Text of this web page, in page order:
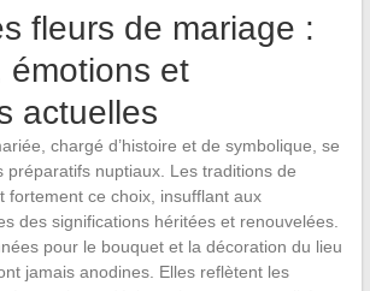
fleurs de mariage :
émotions et
actuelles
chargé d’histoire et de symbolique, se
nuptiaux. Les traditions de
fortement ce choix, insufflant aux
des significations héritées et renouvelées.
pour le bouquet et la décoration du lieu
jamais anodines. Elles reflètent les